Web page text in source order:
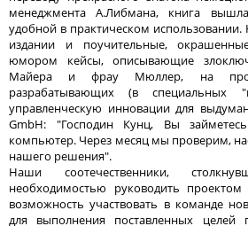
менеджмента А.Либмана, книга
удобной в практическом использовании.
издании и поучительные,
юмором кейсы, описывающие
Майера и фрау Мюллер, на
разрабатывающих (в специальных
управленческую инновации для
GmbH: "Господин Кунц, Вы
компьютер. Через месяц мы проверим,
нашего решения".
Наши соотечественники,
необходимостью руководить
возможность участвовать в команде
для выполнения поставленных целей